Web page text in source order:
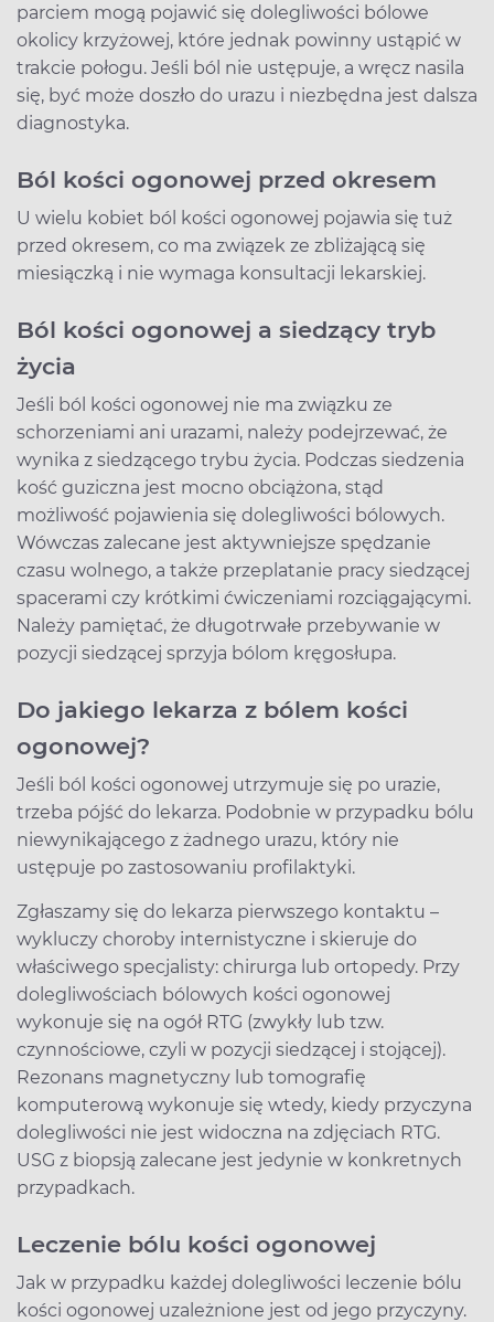
parciem mogą pojawić się dolegliwości bólowe
okolicy krzyżowej, które jednak powinny ustąpić w
trakcie połogu. Jeśli ból nie ustępuje, a wręcz nasila
się, być może doszło do urazu i niezbędna jest dalsza
diagnostyka.
Ból kości ogonowej przed okresem
U wielu kobiet ból kości ogonowej pojawia się tuż
przed okresem, co ma związek ze zbliżającą się
miesiączką i nie wymaga konsultacji lekarskiej.
Ból kości ogonowej a siedzący tryb
życia
Jeśli ból kości ogonowej nie ma związku ze
schorzeniami ani urazami, należy podejrzewać, że
wynika z siedzącego trybu życia. Podczas siedzenia
kość guziczna jest mocno obciążona, stąd
możliwość pojawienia się dolegliwości bólowych.
Wówczas zalecane jest aktywniejsze spędzanie
czasu wolnego, a także przeplatanie pracy siedzącej
spacerami czy krótkimi ćwiczeniami rozciągającymi.
Należy pamiętać, że długotrwałe przebywanie w
pozycji siedzącej sprzyja bólom kręgosłupa.
Do jakiego lekarza z bólem kości
ogonowej?
Jeśli ból kości ogonowej utrzymuje się po urazie,
trzeba pójść do lekarza. Podobnie w przypadku bólu
niewynikającego z żadnego urazu, który nie
ustępuje po zastosowaniu profilaktyki.
Zgłaszamy się do lekarza pierwszego kontaktu –
wykluczy choroby internistyczne i skieruje do
właściwego specjalisty: chirurga lub ortopedy. Przy
dolegliwościach bólowych kości ogonowej
wykonuje się na ogół RTG (zwykły lub tzw.
czynnościowe, czyli w pozycji siedzącej i stojącej).
Rezonans magnetyczny lub tomografię
komputerową wykonuje się wtedy, kiedy przyczyna
dolegliwości nie jest widoczna na zdjęciach RTG.
USG z biopsją zalecane jest jedynie w konkretnych
przypadkach.
Leczenie bólu kości ogonowej
Jak w przypadku każdej dolegliwości leczenie bólu
kości ogonowej uzależnione jest od jego przyczyny.